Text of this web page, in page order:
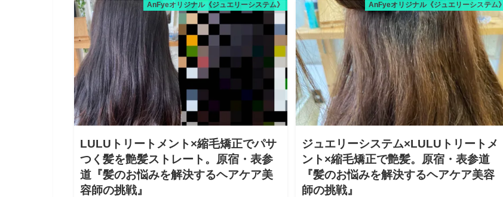
ズは【ジュエリーシステム】【LULUトリートメント】
【ジュエ…
紹介いたします。 ジュエリーシステムシリーズは、【ジ
ュエリーシステム】【LULUトリートメント】【ジュエリ
ーシステム…
AnFyeオリジナル《ジュエリーシステム》
LULUトリートメント×縮毛矯正でパサ
つく髪を艶髪ストレート。原宿・表参
道『髪のお悩みを解決するヘアケア美
容師の挑戦』
AnFyeオリジナル《ジュエリーシステム》
ジュエリーシステム×LULUトリートメ
ント×縮毛矯正で艶髪。原宿・表参道
『髪のお悩みを解決するヘアケア美容
師の挑戦』